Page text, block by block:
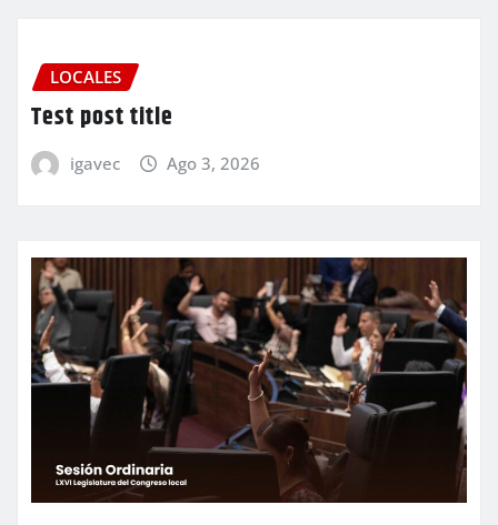
LOCALES
Test post title
igavec Ago 3, 2026